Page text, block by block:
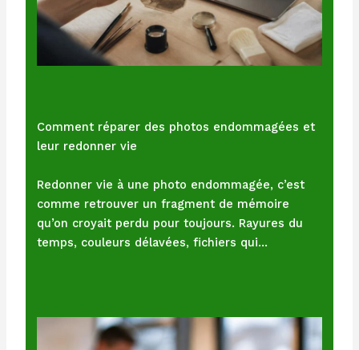
Comment réparer des photos endommagées et
leur redonner vie
Redonner vie à une photo endommagée, c’est
comme retrouver un fragment de mémoire
qu’on croyait perdu pour toujours. Rayures du
temps, couleurs délavées, fichiers qui…